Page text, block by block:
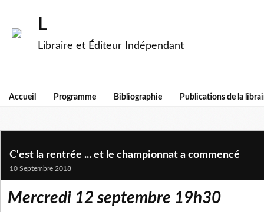
L
Libraire et Éditeur Indépendant
Accueil Programme Bibliographie Publications de la
C'est la rentrée ... et le championnat a commencé
10 Septembre 2018
Mercredi 12 septembre 19h30